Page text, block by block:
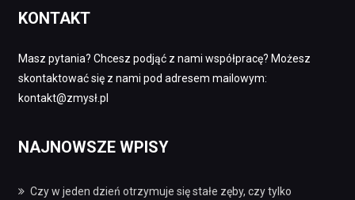
KONTAKT
Masz pytania? Chcesz podjąć z nami współpracę? Możesz
skontaktować się z nami pod adresem mailowym:
kontakt@zmysł.pl
NAJNOWSZE WPISY
Czy w jeden dzień otrzymuje się stałe zęby, czy tylko